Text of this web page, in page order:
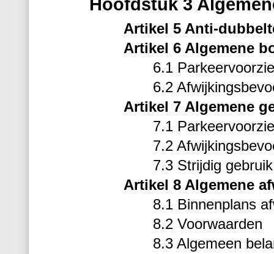
Hoofdstuk 3
Artikel 5 Anti-
Artikel 6 Algemene
6.1
6.2
Artikel 7 Algemene
7.1
7.2
7.3 Strijdig gebruik
Artikel 8 Algemene
8.1 Binnenplans
8.2 Voorwaarden
8.3 Algemeen